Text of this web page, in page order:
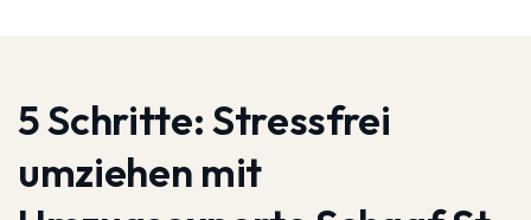
5 Schritte:Stressfrei
umziehen mit